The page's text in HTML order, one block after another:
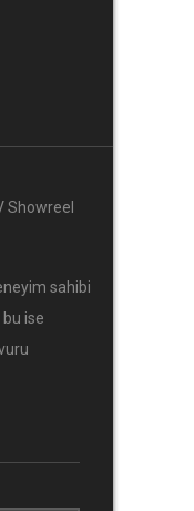
Showreel
sahibi
ise